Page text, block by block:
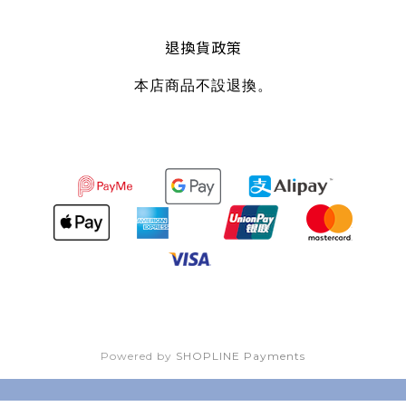
退換貨政策
本店商品不設退換。
Powered by SHOPLINE Payments